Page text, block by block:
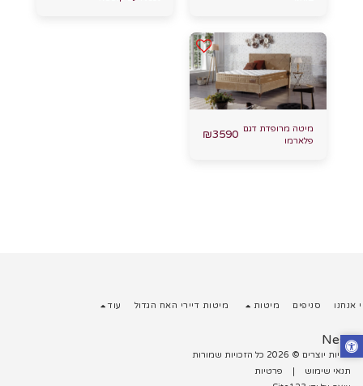
מיטה מרופדת דגם
פלארמו
₪3590
Nest
זכויות יוצרים © 2026 כל הזכויות שמורות
תנאי שימוש | פרטיות
אנחנו סניפים מיטות מיטות דיירי האח הגדול עוד